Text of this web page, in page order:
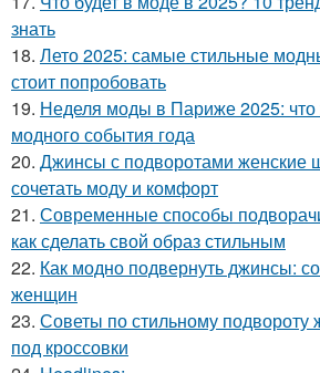
знать
18. Лето 2025: самые стильные
стоит попробовать
19. Неделя моды в Париже 2025: что
модного события года
20. Джинсы с подворотами женские
сочетать моду и комфорт
21. Современные способы
как сделать свой образ стильным
22. Как модно подвернуть джинсы:
женщин
23. Советы по стильному подвороту
под кроссовки